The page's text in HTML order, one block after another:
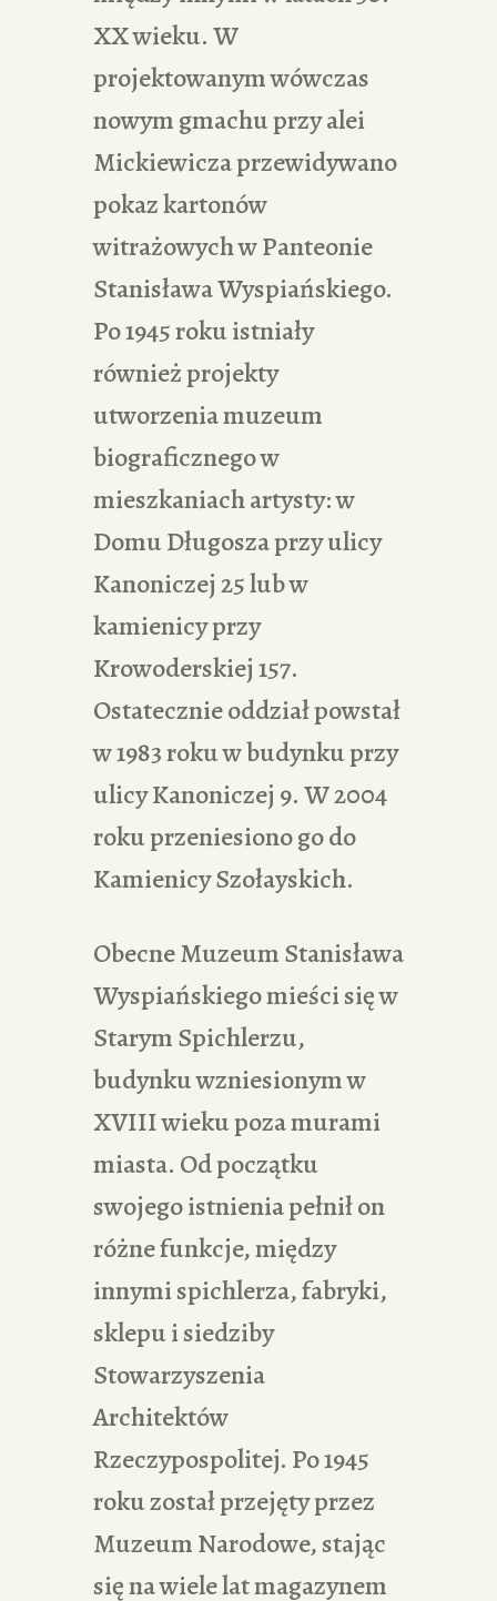
XX wieku. W
projektowanym wówczas
nowym gmachu przy alei
Mickiewicza przewidywano
pokaz kartonów
witrażowych w Panteonie
Stanisława Wyspiańskiego.
Po 1945 roku istniały
również projekty
utworzenia muzeum
biograficznego w
mieszkaniach artysty: w
Domu Długosza przy ulicy
Kanoniczej 25 lub w
kamienicy przy
Krowoderskiej 157.
Ostatecznie oddział powstał
w 1983 roku w budynku przy
ulicy Kanoniczej 9. W 2004
roku przeniesiono go do
Kamienicy Szołayskich.
Obecne Muzeum Stanisława
Wyspiańskiego mieści się w
Starym Spichlerzu,
budynku wzniesionym w
XVIII wieku poza murami
miasta. Od początku
swojego istnienia pełnił on
różne funkcje, między
innymi spichlerza, fabryki,
sklepu i siedziby
Stowarzyszenia
Architektów
Rzeczypospolitej. Po 1945
roku został przejęty przez
Muzeum Narodowe, stając
się na wiele lat magazynem